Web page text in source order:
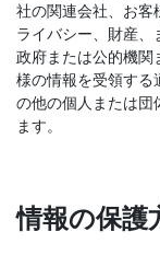
社の関連会社、お客
ライバシー、財産、
政府または公的機関
様の情報を受領する
の他の個人または団
ます。
情報の保護